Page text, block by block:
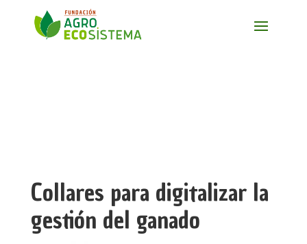
Collares para digitalizar la
gestión del ganado